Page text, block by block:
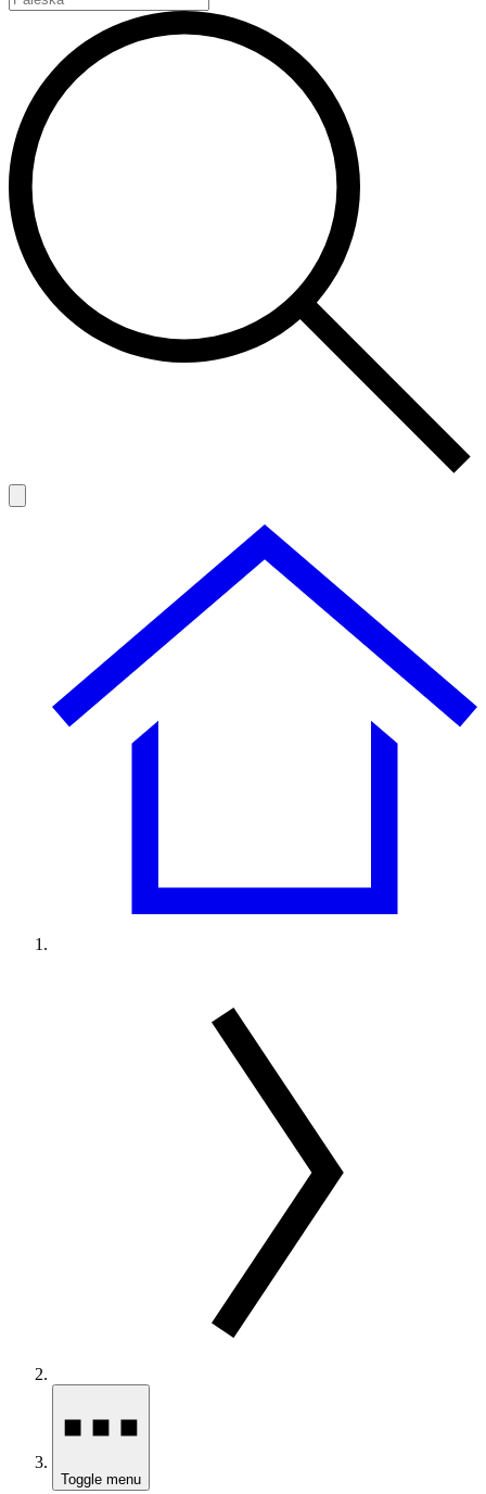
Toggle menu